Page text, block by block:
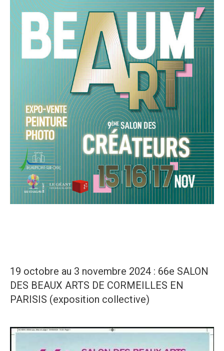
19 octobre au 3 novembre 2024 : 66e SALON
DES BEAUX ARTS DE CORMEILLES EN
PARISIS (exposition collective)